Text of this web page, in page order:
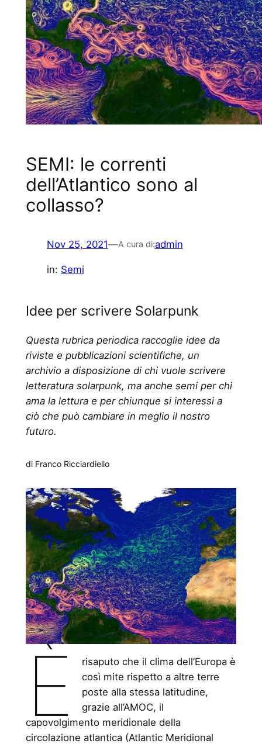
SEMI: le correnti
dell’Atlantico sono al
collasso?
Nov 25, 2021—A cura di:admin
in: Semi
Idee per scrivere Solarpunk
Questa rubrica periodica raccoglie idee da
riviste e pubblicazioni scientifiche, un
archivio a disposizione di chi vuole scrivere
letteratura solarpunk, ma anche semi per chi
ama la lettura e per chiunque si interessi a
ciò che può cambiare in meglio il nostro
futuro.
di Franco Ricciardiello
È
risaputo che il clima dell’Europa è
così mite rispetto a altre terre
poste alla stessa latitudine,
grazie all’AMOC, il
capovolgimento meridionale della
circolazione atlantica (Atlantic Meridional